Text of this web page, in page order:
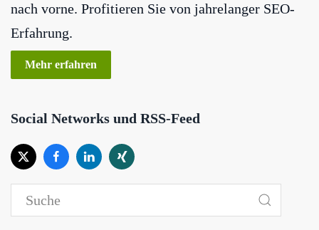
nach vorne. Profitieren Sie von jahrelanger SEO-
Erfahrung.
Mehr erfahren
Social Networks und RSS-Feed